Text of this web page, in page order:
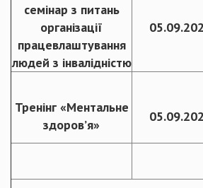
семінар з питань
організації
працевлаштування
людей з інвалідністю
Тренінг «Ментальне
здоров’я»